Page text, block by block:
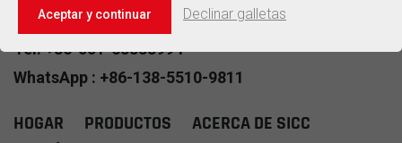
Aceptar y continuar Declinar galletas
por clientes de diferentes
Diseñamos y
confiabilidad incomparable
Correo electrónico: info@super-instrument.com
Tel: +86-551-63838994
WhatsApp : +86-138-5510-9811
HOGAR PRODUCTOS
ACERCA DE SICC